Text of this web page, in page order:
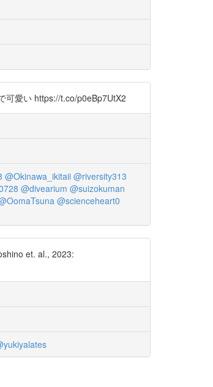
可愛い https://t.co/p0eBp7UtX2
@Okinawa_ikitaii @riversity313
@divearium @suizokuman
@scienceheart0
et. al., 2023: